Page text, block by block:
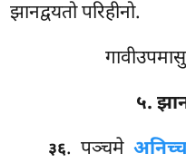
झानद्वयतो परिहीनो.
५.
३६. पञ्चमे